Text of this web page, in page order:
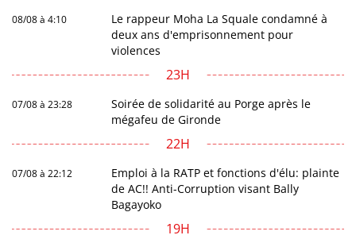
08/08 à 4:10
Le rappeur Moha La Squale condamné à
deux ans d'emprisonnement pour
violences
23H
07/08 à 23:28
Soirée de solidarité au Porge après le
mégafeu de Gironde
22H
07/08 à 22:12
Emploi à la RATP et fonctions d'élu: plainte
de AC!! Anti-Corruption visant Bally
Bagayoko
19H